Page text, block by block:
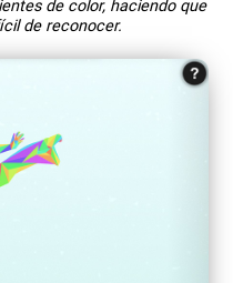
de color, haciendo que
de reconocer.